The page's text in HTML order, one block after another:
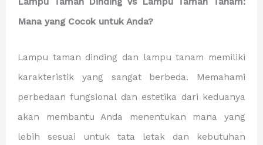
Mana yang Cocok untuk Anda?
Lampu taman dinding dan lampu tanam memiliki
karakteristik yang sangat berbeda. Memahami
perbedaan fungsional dan estetika dari keduanya
akan membantu Anda menentukan mana yang
lebih sesuai untuk tata letak dan kebutuhan